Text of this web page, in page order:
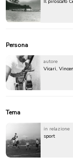
Persona
autore
Vicari,
Tema
in relazione
sport